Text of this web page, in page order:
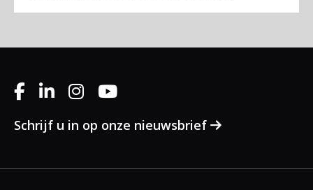
Schrijf u in op onze nieuwsbrief